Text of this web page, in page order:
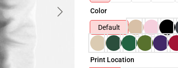
Color
Default
Print Location